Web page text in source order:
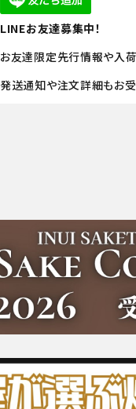
LINEお友達募集中！
お友達限定先行情報や入
発送通知や注文詳細もお受